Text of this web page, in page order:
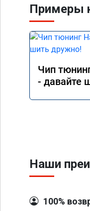
Примеры
Чип
- давайте
Наши
100%